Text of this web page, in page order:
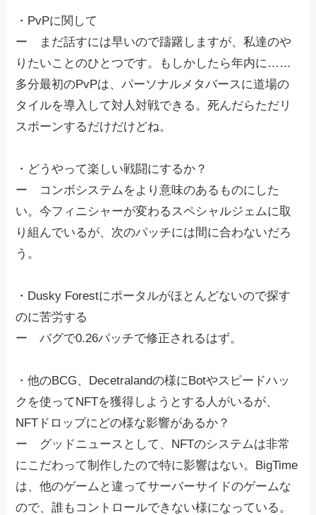
・PvPに関して
ー まだ話すには早いので躊躇しますが、私達のや
りたいことのひとつです。もしかしたら年内に……
多分最初のPvPは、パーソナルメタバースに道場の
タイルを導入して対人対戦できる。死んだらただリ
スポーンするだけだけどね。
・どうやって楽しい戦闘にするか？
ー コンボシステムをより意味のあるものにした
い。今フィニシャーが変わるスペシャルジェムに取
り組んでいるが、次のパッチには間に合わないだろ
う。
・Dusky Forestにポータルがほとんどないので探す
のに苦労する
ー バグで0.26パッチで修正されるはず。
・他のBCG、Decetralandの様にBotやスピードハッ
クを使ってNFTを獲得しようとする人がいるが、
NFTドロップにどの様な影響があるか？
ー グッドニュースとして、NFTのシステムは非常
にこだわって制作したので特に影響はない。BigTime
は、他のゲームと違ってサーバーサイドのゲームな
ので、誰もコントロールできない様になっている。